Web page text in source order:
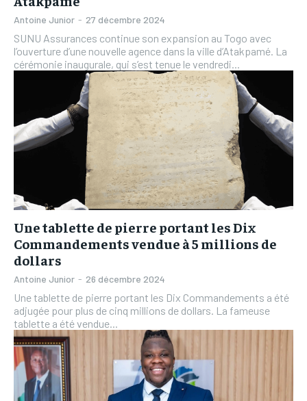
Antoine Junior - 27 décembre 2024
SUNU Assurances continue son expansion au Togo avec
l’ouverture d’une nouvelle agence dans la ville d’Atakpamé. La
cérémonie inaugurale, qui s’est tenue le vendredi...
Une tablette de pierre portant les Dix
Commandements vendue à 5 millions de
dollars
Antoine Junior - 26 décembre 2024
Une tablette de pierre portant les Dix Commandements a été
adjugée pour plus de cinq millions de dollars. La fameuse
tablette a été vendue...